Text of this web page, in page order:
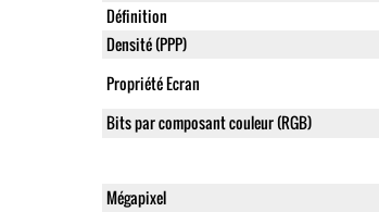
Définition
Densité (PPP)
Propriété Ecran
Bits par composant couleur (RGB)
Mégapixel